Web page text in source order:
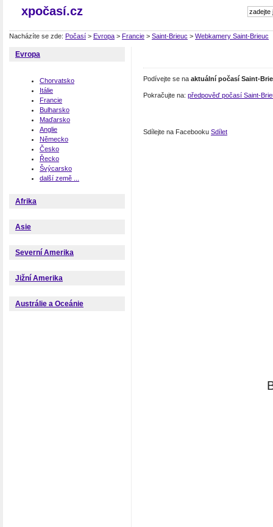
xpočasí.cz
Nacházíte se zde: Počasí > Evropa > Francie > Saint-Brieuc > Webkamery Saint-Brieuc
Evropa
Chorvatsko
Itálie
Francie
Bulharsko
Maďarsko
Anglie
Německo
Česko
Řecko
Švýcarsko
další země ...
Afrika
Asie
Severní Amerika
Jižní Amerika
Austrálie a Oceánie
Podívejte se na aktuální počasí Saint-
Pokračujte na: předpověď počasí Saint-
Sdílejte na Facebooku Sdílet